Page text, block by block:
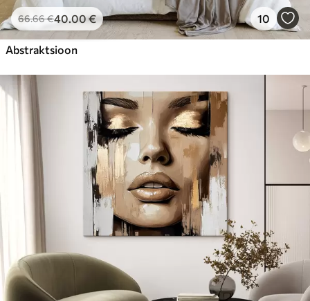
66.66€40.00€ 10
Abstraktsioon